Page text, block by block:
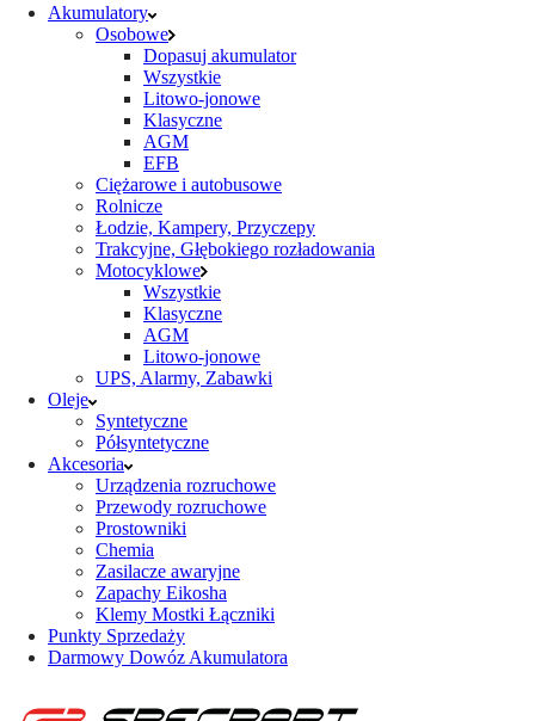
Akumulatory
Osobowe
Dopasuj akumulator
Wszystkie
Litowo-jonowe
Klasyczne
AGM
EFB
Ciężarowe i autobusowe
Rolnicze
Łodzie, Kampery, Przyczepy
Trakcyjne, Głębokiego rozładowania
Motocyklowe
Wszystkie
Klasyczne
AGM
Litowo-jonowe
UPS, Alarmy, Zabawki
Oleje
Syntetyczne
Półsyntetyczne
Akcesoria
Urządzenia rozruchowe
Przewody rozruchowe
Prostowniki
Chemia
Zasilacze awaryjne
Zapachy Eikosha
Klemy Mostki Łączniki
Punkty Sprzedaży
Darmowy Dowóz Akumulatora